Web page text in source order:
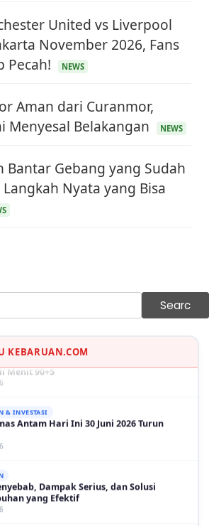
United vs Liverpool
November 2026, Fans
Pecah!
NEWS
Aman dari Curanmor,
Menyesal Belakangan
NEWS
Bantar Gebang yang Sudah
Nyata yang Bisa
Searc
KEBARUAN.COM
Dunia Hari Ini Naik, WTI dan Brent
Menit 90+5
& INVESTASI
yang Efektif